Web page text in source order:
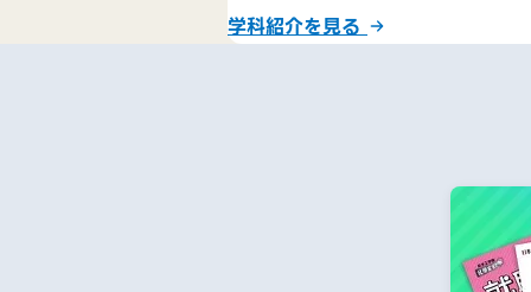
学科紹介を見る